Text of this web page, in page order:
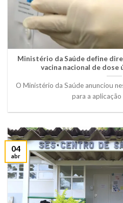
Ministério da Saúde define
vacina nacional de dose
O Ministério da Saúde anunciou
para a aplicação
04
abr